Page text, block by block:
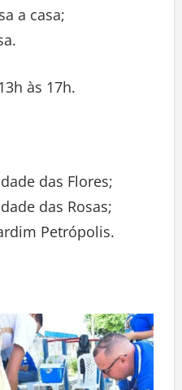
a casa;
às 17h.
das Flores;
das Rosas;
Petrópolis.